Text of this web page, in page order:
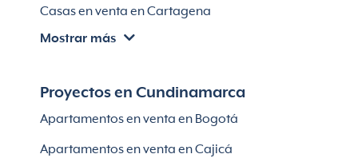
Casas en venta en Cartagena
Villas en Cartagena
Apartamentos en venta en Soledad
Mostrar más
Proyectos en Cundinamarca
Apartamentos en venta en Bogotá
Apartamentos en venta en Cajicá